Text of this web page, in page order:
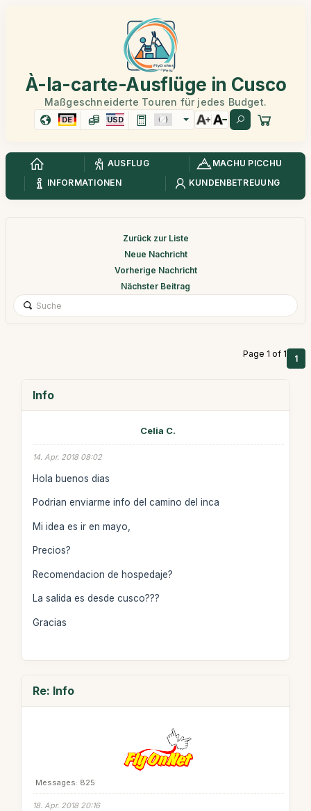
À-la-carte-Ausflüge in Cusco
Maßgeschneiderte Touren für jedes Budget.
DE USD
AUSFLUG
MACHU PICCHU
INFORMATIONEN
KUNDENBETREUUNG
Zurück zur Liste
Neue Nachricht
Vorherige Nachricht
Nächster Beitrag
Page 1 of 1 1
Info
Celia C.
14. Apr. 2018 08:02
Hola buenos dias
Podrian enviarme info del camino del inca
Mi idea es ir en mayo,
Precios?
Recomendacion de hospedaje?
La salida es desde cusco???
Gracias
Re: Info
Messages: 825
18. Apr. 2018 20:16